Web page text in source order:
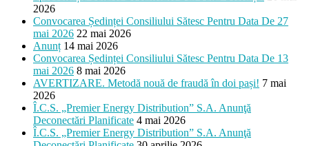
2026
Convocarea Ședinței Consiliului Sătesc Pentru Data De 27
mai 2026 22 mai 2026
Anunț 14 mai 2026
Convocarea Ședinței Consiliului Sătesc Pentru Data De 13
mai 2026 8 mai 2026
AVERTIZARE. Metodă nouă de fraudă în doi pași! 7 mai
2026
Î.C.S. „Premier Energy Distribution” S.A. Anunţă
Deconectări Planificate 4 mai 2026
Î.C.S. „Premier Energy Distribution” S.A. Anunţă